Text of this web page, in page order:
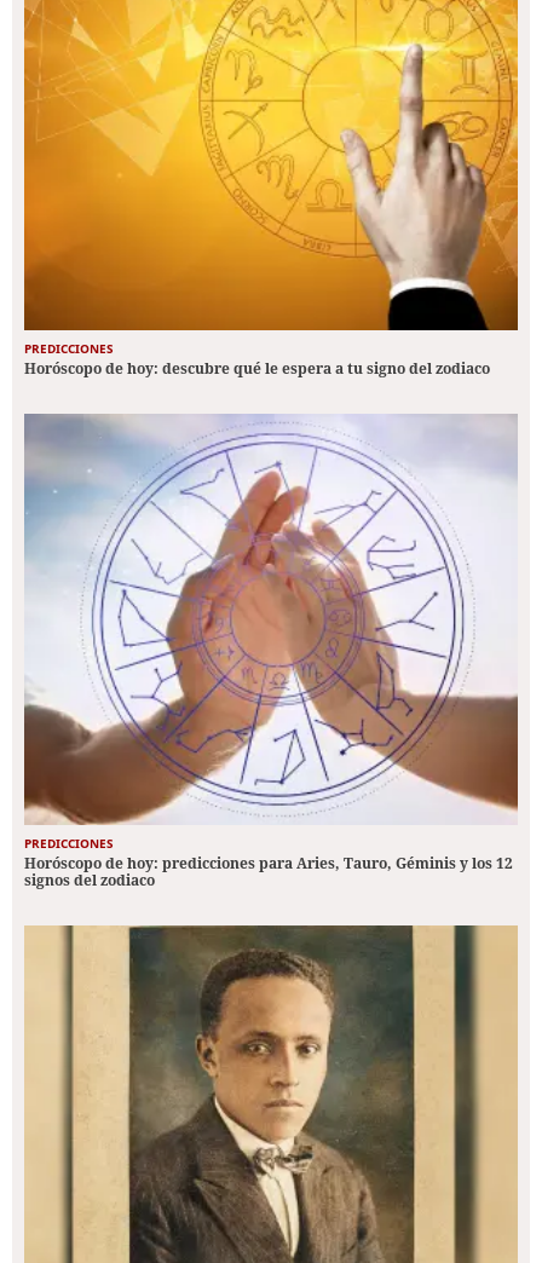
PREDICCIONES
Horóscopo de hoy: descubre qué le espera a tu signo del zodiaco
PREDICCIONES
Horóscopo de hoy: predicciones para Aries, Tauro, Géminis y los 12
signos del zodiaco